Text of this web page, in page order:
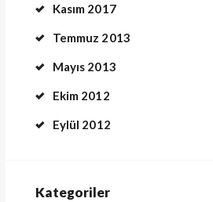
Kasım 2017
Temmuz 2013
Mayıs 2013
Ekim 2012
Eylül 2012
Kategoriler